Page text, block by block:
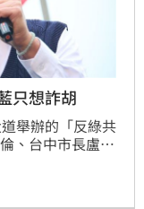
只想詐胡
舉辦的「反綠共
、台中市長盧秀
國瑜宣講時稱執